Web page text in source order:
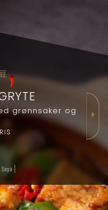
grønnsaker og
Soya
⏵